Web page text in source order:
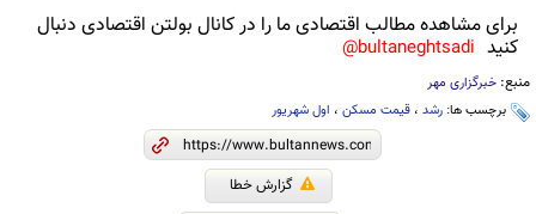
برای مشاهده مطالب اقتصادی ما را در کانال بولتن اقتصادی دنبال
کنید bultaneghtsadi@
منبع: خبرگزاری مهر
برچسب ها: رشد ، قیمت مسکن ، اول شهریور
گزارش خطا